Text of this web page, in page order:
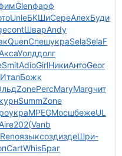
Glenфарф
UnleБКШиСереАлехБуди
contШварAndy
QuenСпешукраSelaSelaF
Уолддолг
SmitAdioGirlНикиАнтоGeor
ИталБожк
ZonePercMaryMargчит
SummZone
украMPEGМосшбежеUL
202(Vanb
RenoязыксоздиздеШри-
CartWhisБраг